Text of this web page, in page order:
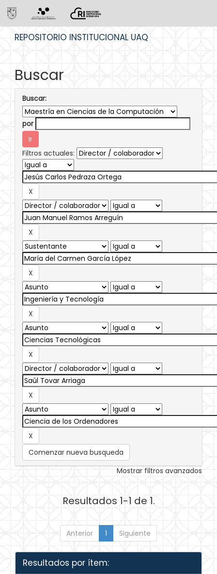
REPOSITORIO INSTITUCIONAL UAQ
Buscar
Buscar:
por
Filtros actuales:
Comenzar nueva busqueda
Mostrar filtros avanzados
Resultados 1-1 de 1.
Anterior 1 Siguiente
Resultados por ítem: